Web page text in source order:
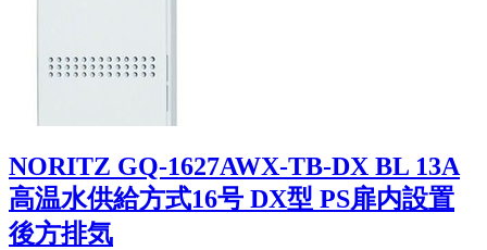
NORITZ GQ-1627AWX-TB-DX BL 13A
高温水供給方式16号 DX型 PS扉内設置
後方排気